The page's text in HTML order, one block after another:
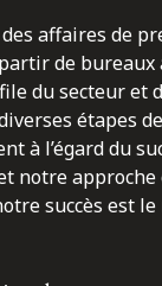
affaires de
de bureaux
du secteur et
étapes
à l’égard du
notre
succès est